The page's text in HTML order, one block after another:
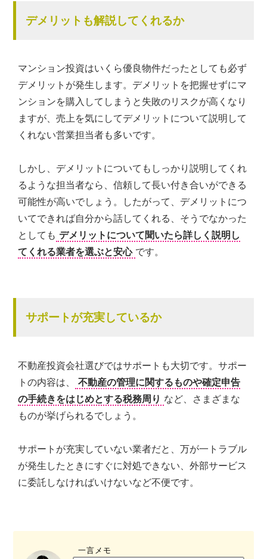
デメリットも解説してくれるか
マンション投資はいくら優良物件だったとしても必ず
デメリットが発生します。デメリットを把握せずにマ
ンションを購入してしまうと失敗のリスクが高くなり
ますが、売上を気にしてデメリットについて説明して
くれない営業担当者も多いです。
しかし、デメリットについてもしっかり説明してくれ
るような担当者なら、信頼して長い付き合いができる
可能性が高いでしょう。したがって、デメリットにつ
いてできれば自分から話してくれる、そうでなかった
としても デメリットについて聞いたら詳しく説明し
てくれる業者を選ぶと安心 です。
サポートが充実しているか
不動産投資会社選びではサポートも大切です。サポー
トの内容は、
不動産の管理に関するものや確定申告
の手続きをはじめとする税務周り など、さまざまな
ものが挙げられるでしょう。
サポートが充実していない業者だと、万が一トラブル
が発生したときにすぐに対処できない、外部サービス
に委託しなければいけないなど不便です。
一言メモ